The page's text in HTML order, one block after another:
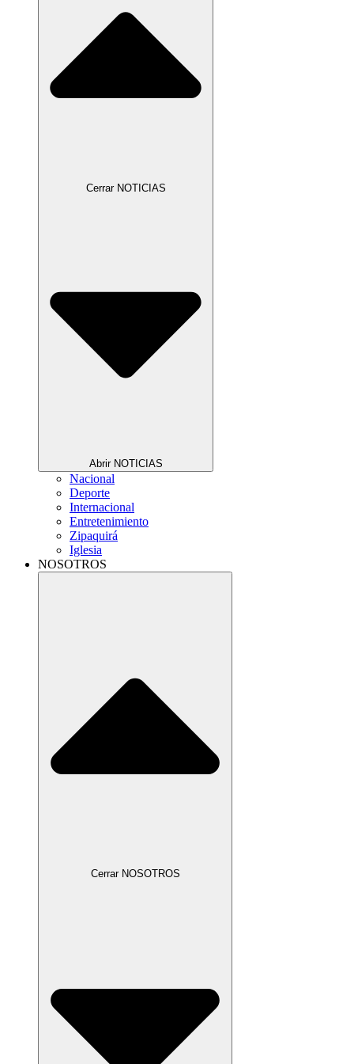
Cerrar NOTICIAS
Abrir NOTICIAS
Nacional
Deporte
Internacional
Entretenimiento
Zipaquirá
Iglesia
NOSOTROS
Cerrar NOSOTROS